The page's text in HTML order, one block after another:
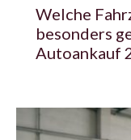
Welche
besonders
Autoankauf